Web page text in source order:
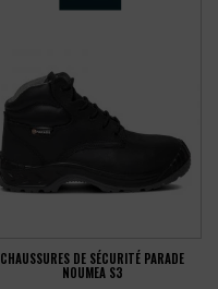
CHAUSSURES DE SÉCURITÉ PARADE
NOUMEA S3